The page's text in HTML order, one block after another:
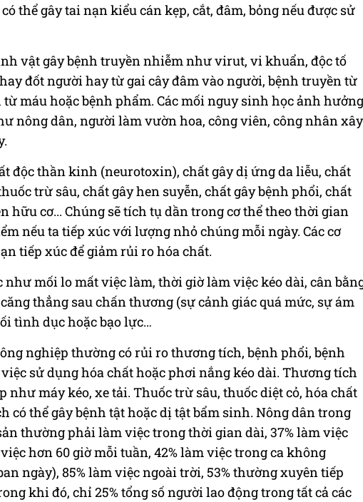
thể gây tai nạn kiểu cán kẹp, cắt, đâm, bỏng nếu được sử
vật gây bệnh truyền nhiễm như virut, vi khuẩn, độc tố
đốt người hay từ gai cây đâm vào người, bệnh truyền từ
máu hoặc bệnh phẩm. Các mối nguy sinh học ảnh hưởng
nông dân, người làm vườn hoa, công viên, công nhân xây
độc thần kinh (neurotoxin), chất gây dị ứng da liễu, chất
trừ sâu, chất gây hen suyễn, chất gây bệnh phổi, chất
hữu cơ... Chúng sẽ tích tụ dần trong cơ thể theo thời gian
nếu ta tiếp xúc với lượng nhỏ chúng mỗi ngày. Các cơ
tiếp xúc để giảm rủi ro hóa chất.
mối lo mất việc làm, thời giờ làm việc kéo dài, cân
thẳng sau chấn thương (sự cảnh giác quá mức, sự ám
tình dục hoặc bạo lực…
nghiệp thường có rủi ro thương tích, bệnh phổi, bệnh
sử dụng hóa chất hoặc phơi nắng kéo dài. Thương tích
máy kéo, xe tải. Thuốc trừ sâu, thuốc diệt cỏ, hóa chất
có thể gây bệnh tật hoặc dị tật bẩm sinh. Nông dân trong
thường phải làm việc trong thời gian dài, 37% làm việc
hơn 60 giờ mỗi tuần, 42% làm việc trong ca không
ngày), 85% làm việc ngoài trời, 53% thường xuyên tiếp
khi đó, chỉ 25% tổng số người lao động trong tất cả các